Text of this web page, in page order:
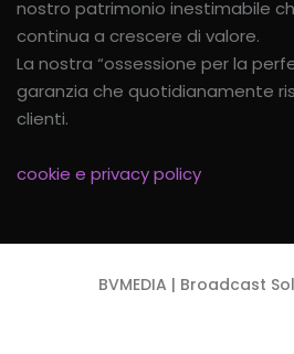
nostro patrimonio inestimabile
continua a crescere di valore.
La nostra “ossessione per la
garanzia che quotidianamente
clienti.
cookie e privacy policy
BVMEDIA | Broadcast